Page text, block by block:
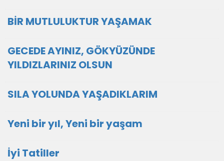
BİR MUTLULUKTUR YAŞAMAK
GECEDE AYINIZ, GÖKYÜZÜNDE
YILDIZLARINIZ OLSUN
SILA YOLUNDA YAŞADIKLARIM
Yeni bir yıl, Yeni bir yaşam
İyi Tatiller